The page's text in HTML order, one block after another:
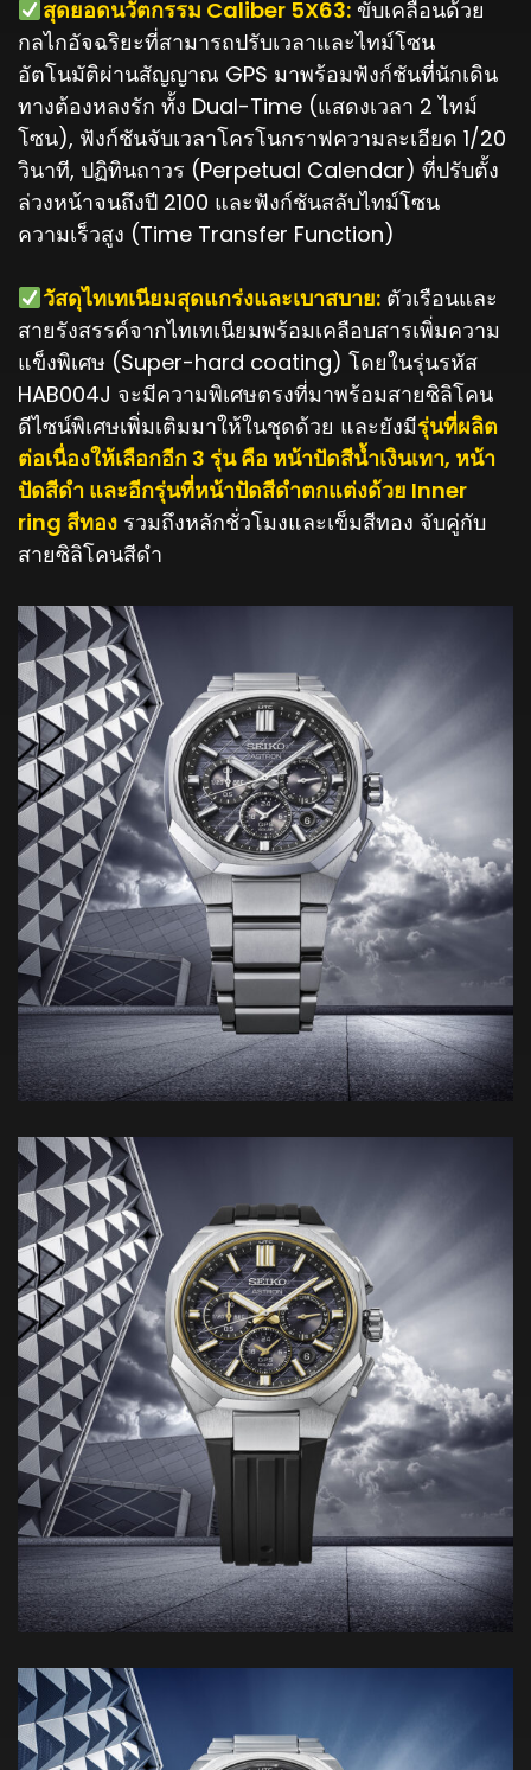
สุดยอดนวัตกรรม Caliber 5X63:ขับเคลื่อนด้วย
กลไกอัจฉริยะที่สามารถปรับเวลาและไทม์โซน
อัตโนมัติผ่านสัญญาณ GPS มาพร้อมฟังก์ชันที่นักเดิน
ทางต้องหลงรัก ทั้ง Dual-Time (แสดงเวลา 2 ไทม์
โซน), ฟังก์ชันจับเวลาโครโนกราฟความละเอียด 1/20
วินาที, ปฏิทินถาวร (Perpetual Calendar) ที่ปรับตั้ง
ล่วงหน้าจนถึงปี 2100 และฟังก์ชันสลับไทม์โซน
ความเร็วสูง (Time Transfer Function)
วัสดุไทเทเนียมสุดแกร่งและเบาสบาย:ตัวเรือนและ
สายรังสรรค์จากไทเทเนียมพร้อมเคลือบสารเพิ่มความ
แข็งพิเศษ (Super-hard coating) โดยในรุ่นรหัส
HAB004J จะมีความพิเศษตรงที่มาพร้อมสายซิลิโคน
ดีไซน์พิเศษเพิ่มเติมมาให้ในชุดด้วย และยังมีรุ่นที่ผลิต
ต่อเนื่องให้เลือกอีก 3 รุ่น คือ หน้าปัดสีน้ำเงินเทา, หน้า
ปัดสีดำ และอีกรุ่นที่หน้าปัดสีดำตกแต่งด้วย Inner
ring สีทอง รวมถึงหลักชั่วโมงและเข็มสีทอง จับคู่กับ
สายซิลิโคนสีดำ